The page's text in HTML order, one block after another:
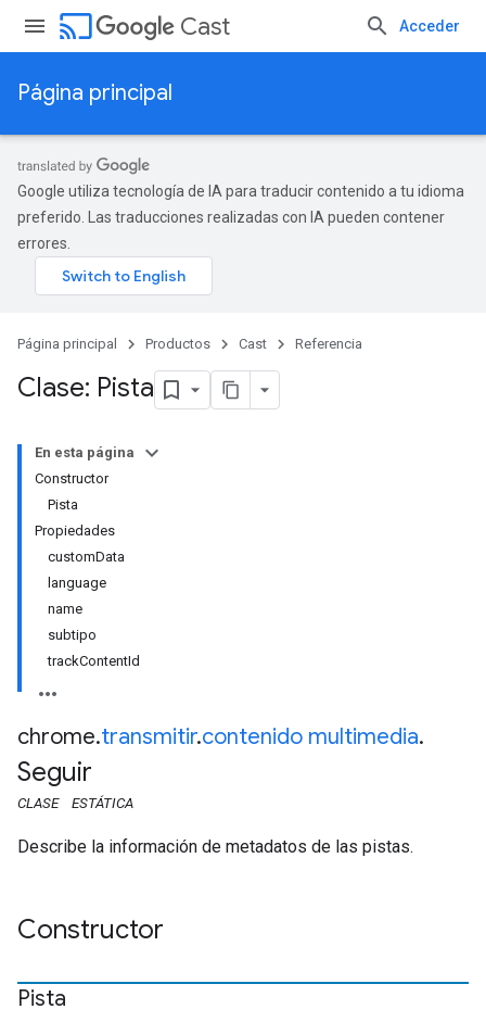
cast Cast Acceder
Página principal
Google utiliza tecnología de IA para traducir contenido a tu idioma
preferido. Las traducciones realizadas con IA pueden contener
errores.
Página principal Productos Cast Referencia
Clase: Pista
En esta página
Constructor
Pista
Propiedades
customData
language
name
subtipo
trackContentId
chrome.transmitir.contenido multimedia.
Seguir
CLASE ESTÁTICA
Describe la información de metadatos de las pistas.
Constructor
Pista